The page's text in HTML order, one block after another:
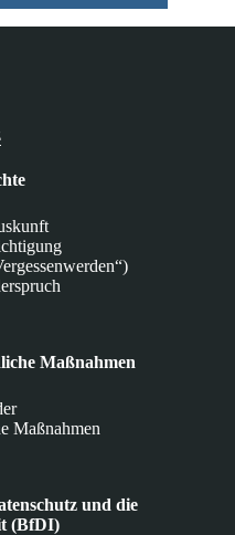
Maßnahmen
Maßnahmen
und die
(BfDI)